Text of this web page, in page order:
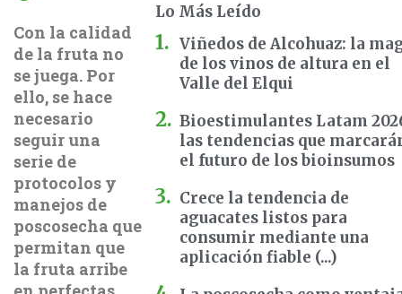
Con la calidad
de la fruta no
se juega. Por
ello, se hace
necesario
seguir una
serie de
protocolos y
manejos de
poscosecha que
permitan que
la fruta arribe
Lo Más Leído
Viñedos de Alcohuaz: la
de los vinos de altura en el
Valle del Elqui
Bioestimulantes Latam
las tendencias que
el futuro de los bioinsumos
Crece la tendencia de
aguacates listos para
consumir mediante una
aplicación fiable (...)